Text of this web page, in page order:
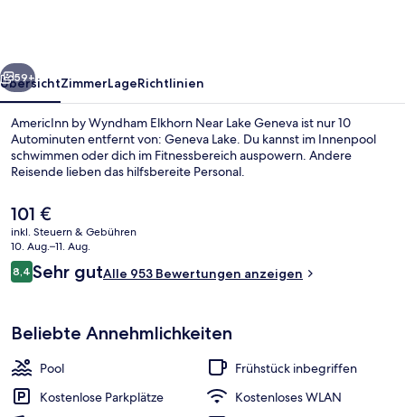
Geneva
Innenpool
Weiter
59+
ÜbersichtZimmerLageRichtlinien
AmericInn by Wyndham Elkhorn Near Lake Geneva ist nur 10
Autominuten entfernt von: Geneva Lake. Du kannst im Innenpool
schwimmen oder dich im Fitnessbereich auspowern. Andere
Reisende lieben das hilfsbereite Personal.
Der
aktuelle
Preis
beträgt
101 €.
101 €
inkl. Steuern & Gebühren
10. Aug.–11. Aug.
Bewertungen
8,48,4 von 10.
Sehr gutAlle 953 Bewertungen anzeigen
Beliebte Annehmlichkeiten
Pool
Frühstück inbegriffen
Kostenlose Parkplätze
Kostenloses WLAN